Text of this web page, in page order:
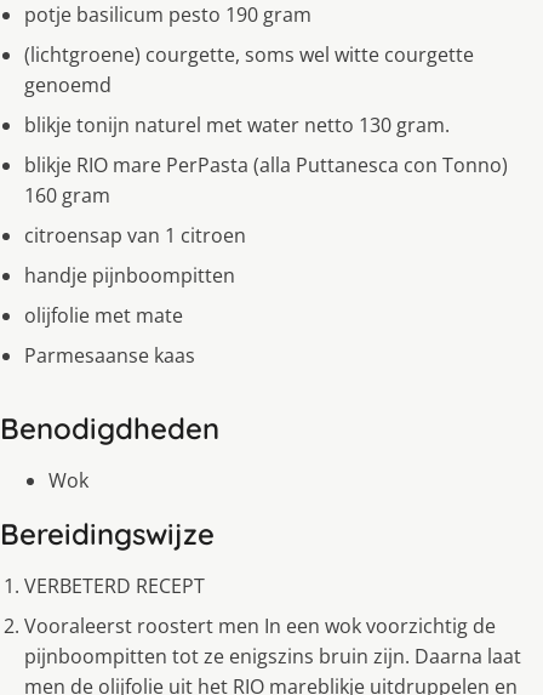
potje basilicum pesto 190 gram
(lichtgroene) courgette, soms wel witte courgette
genoemd
blikje tonijn naturel met water netto 130 gram.
blikje RIO mare PerPasta (alla Puttanesca con Tonno)
160 gram
citroensap van 1 citroen
handje pijnboompitten
olijfolie met mate
Parmesaanse kaas
Benodigdheden
Wok
Bereidingswijze
VERBETERD RECEPT
Vooraleerst roostert men In een wok voorzichtig de
pijnboompitten tot ze enigszins bruin zijn. Daarna laat
men de olijfolie uit het RIO mareblikje uitdruppelen en